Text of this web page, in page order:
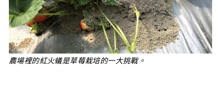
農場裡的紅火蟻是草莓栽培的一大挑戰。